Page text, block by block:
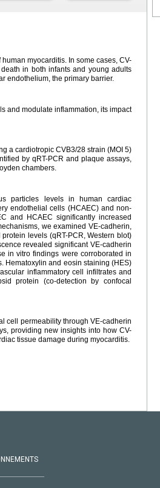
myocarditis. In some cases, CV-
in both infants and young adults
endothelium, the primary barrier.
and modulate inflammation, its impact
a cardiotropic CVB3/28 strain (MOI 5)
by qRT-PCR and plaque assays,
chambers.
particles levels in human cardiac
endothelial cells (HCAEC) and non-
and HCAEC significantly increased
we examined VE-cadherin,
levels (qRT-PCR, Western blot)
revealed significant VE-cadherin
in vitro findings were corroborated in
Hematoxylin and eosin staining (HES)
inflammatory cell infiltrates and
protein (co-detection by confocal
cell permeability through VE-cadherin
providing new insights into how CV-
tissue damage during myocarditis.